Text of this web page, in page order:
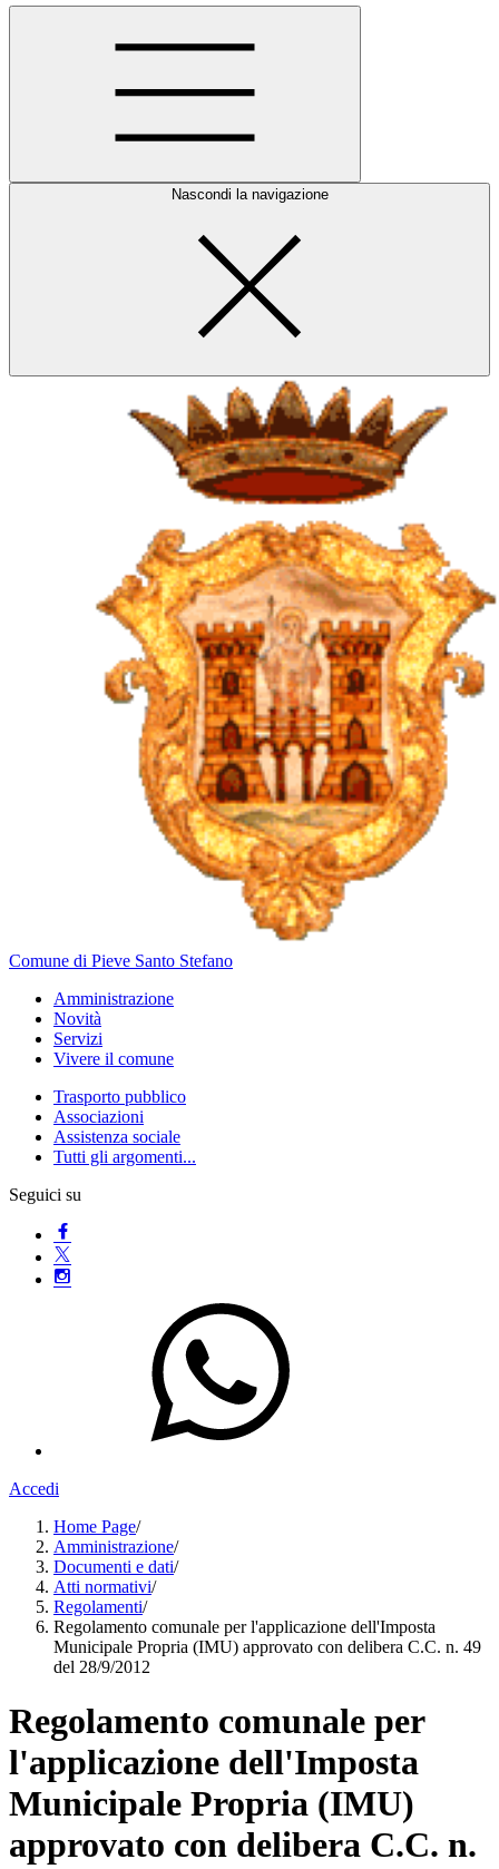
Nascondi la navigazione
Comune di Pieve Santo Stefano
Amministrazione
Novità
Servizi
Vivere il comune
Trasporto pubblico
Associazioni
Assistenza sociale
Tutti gli argomenti...
Seguici su
Accedi
Home Page/
Amministrazione/
Documenti e dati/
Atti normativi/
Regolamenti/
Regolamento comunale per l'applicazione dell'Imposta
Municipale Propria (IMU) approvato con delibera C.C. n. 49
del 28/9/2012
Regolamento comunale per
l'applicazione dell'Imposta
Municipale Propria (IMU)
approvato con delibera C.C. n.